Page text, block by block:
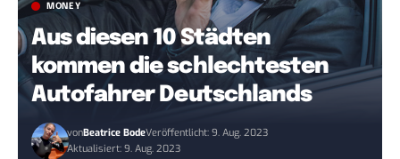
MONEY
Aus diesen 10 Städten
kommen die schlechtesten
Autofahrer Deutschlands
vonBeatrice BodeVeröffentlicht: 9. Aug. 2023
Aktualisiert: 9. Aug. 2023